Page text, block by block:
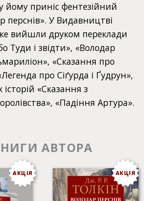
йому приніс фентезійний
перснів». У Видавництві
вийшли друком переклади
Туди і звідти», «Володар
«Сказання про
про Сіґурда і Ґудрун»,
історій «Сказання з
«Падіння Артура».
АВТОРА
АКЦІЯ АКЦІЯ